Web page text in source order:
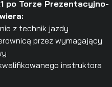
po Torze Prezentacyjno-
z technik jazdy
przez wymagający
instruktora